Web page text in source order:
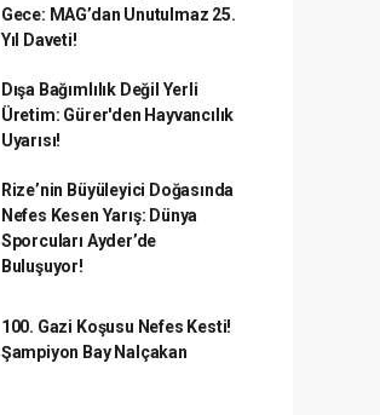
Gece: MAG’dan Unutulmaz 25.
Yıl Daveti!
Dışa Bağımlılık Değil Yerli
Üretim: Gürer'den Hayvancılık
Uyarısı!
Rize’nin Büyüleyici Doğasında
Nefes Kesen Yarış: Dünya
Sporcuları Ayder’de
Buluşuyor!
100. Gazi Koşusu Nefes Kesti!
Şampiyon Bay Nalçakan